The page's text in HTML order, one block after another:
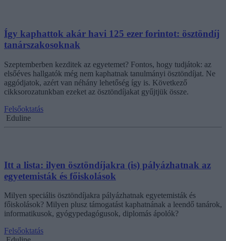
Így kaphattok akár havi 125 ezer forintot: ösztöndíj
tanárszakosoknak
Szeptemberben kezditek az egyetemet? Fontos, hogy tudjátok: az
elsőéves hallgatók még nem kaphatnak tanulmányi ösztöndíjat. Ne
aggódjatok, azért van néhány lehetőség így is. Következő
cikksorozatunkban ezeket az ösztöndíjakat gyűjtjük össze.
Felsőoktatás
Eduline
Itt a lista: ilyen ösztöndíjakra (is) pályázhatnak az
egyetemisták és főiskolások
Milyen speciális ösztöndíjakra pályázhatnak egyetemisták és
főiskolások? Milyen plusz támogatást kaphatnának a leendő tanárok,
informatikusok, gyógypedagógusok, diplomás ápolók?
Felsőoktatás